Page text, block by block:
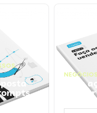
NEGÓCIOS
Faça